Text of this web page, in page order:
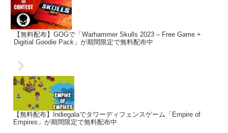
【無料配布】GOGで「Warhammer Skulls 2023 – Free Game +
Digitial Goodie Pack」が期間限定で無料配布中
【無料配布】Indiegalaでタワーディフェンスゲーム「Empire of
Empires」が期間限定で無料配布中